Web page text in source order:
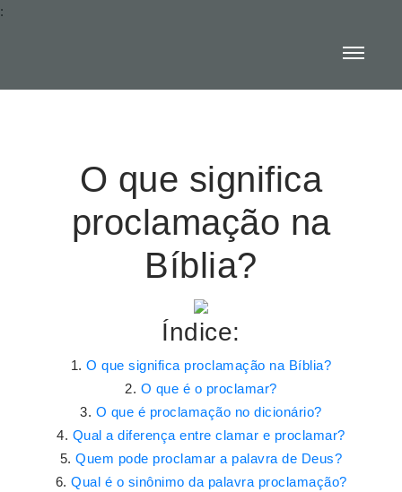
:
O que significa
proclamação na
Bíblia?
Índice:
O que significa proclamação na Bíblia?
O que é o proclamar?
O que é proclamação no dicionário?
Qual a diferença entre clamar e proclamar?
Quem pode proclamar a palavra de Deus?
Qual é o sinônimo da palavra proclamação?